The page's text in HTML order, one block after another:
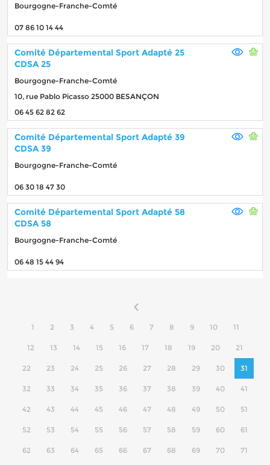
Bourgogne-Franche-Comté
07 86 10 14 44
Comité Départemental Sport Adapté 25
CDSA 25
Bourgogne-Franche-Comté
10, rue Pablo Picasso 25000 BESANÇON
06 45 62 82 62
Comité Départemental Sport Adapté 39
CDSA 39
Bourgogne-Franche-Comté
06 30 18 47 30
Comité Départemental Sport Adapté 58
CDSA 58
Bourgogne-Franche-Comté
06 48 15 44 94
1 2 3 4 5 6 7 8 9 10 11
12 13 14 15 16 17 18 19 20 21
22 23 24 25 26 27 28 29 30 31
32 33 34 35 36 37 38 39 40 41
42 43 44 45 46 47 48 49 50 51
52 53 54 55 56 57 58 59 60 61
62 63 64 65 66 67 68 69 70 71